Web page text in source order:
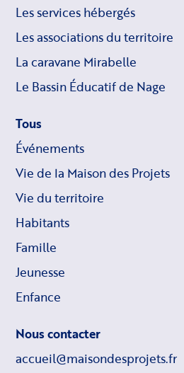
Les services hébergés
Les associations du territoire
La caravane Mirabelle
Le Bassin Éducatif de Nage
Tous
Événements
Vie de la Maison des Projets
Vie du territoire
Habitants
Famille
Jeunesse
Enfance
Nous contacter
accueil@maisondesprojets.fr